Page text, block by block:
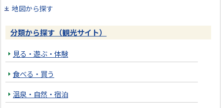
地図から探す
分類から探す（観光サイト）
見る・遊ぶ・体験
食べる・買う
温泉・自然・宿泊